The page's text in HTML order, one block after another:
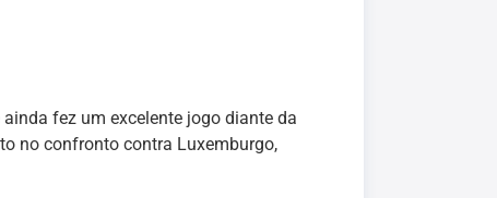
fez um excelente jogo diante da
no confronto contra Luxemburgo,